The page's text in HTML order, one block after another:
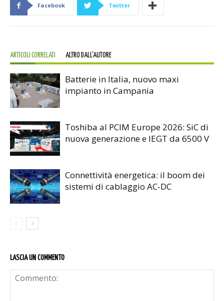
Facebook Twitter
ARTICOLI CORRELATI ALTRO DALL'AUTORE
Batterie in Italia, nuovo maxi
impianto in Campania
Toshiba al PCIM Europe 2026: SiC di
nuova generazione e IEGT da 6500 V
Connettività energetica: il boom dei
sistemi di cablaggio AC-DC
LASCIA UN COMMENTO